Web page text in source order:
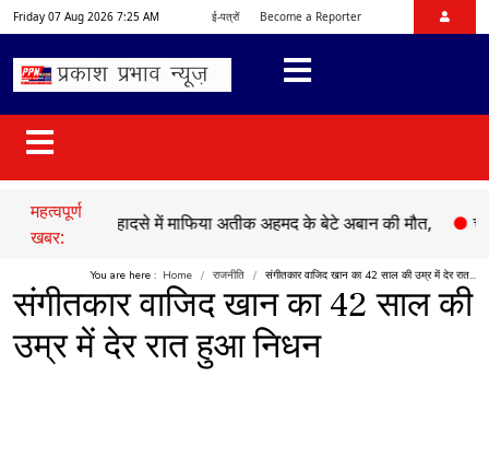
Friday 07 Aug 2026 7:25 AM ई-पत्रों Become a Reporter
महत्वपूर्ण
खबर:
सड़क हादसे में माफिया अतीक अहमद के बेटे अबान की मौत, ●चेहल्लुम
You are here : Home राजनीति संगीतकार वाजिद खान का 42 साल की उम्र में देर रात...
संगीतकार वाजिद खान का 42 साल की
उम्र में देर रात हुआ निधन